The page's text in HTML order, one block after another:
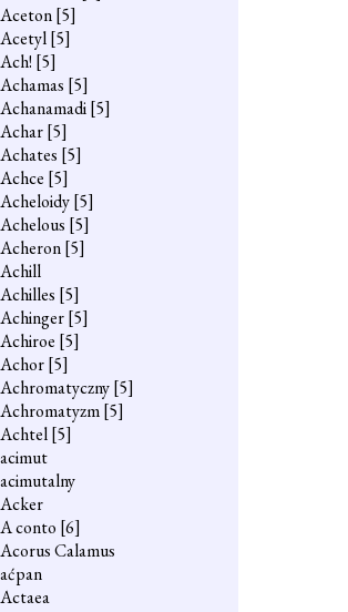
Aceton[5]
Acetyl[5]
Ach! [5]
Achamas [5]
Achanamadi[5]
Achar[5]
Achates [5]
Achce [5]
Acheloidy[5]
Achelous [5]
Acheron[5]
Achill
Achilles [5]
Achinger[5]
Achiroe [5]
Achor[5]
Achromatyczny[5]
Achromatyzm[5]
Achtel[5]
acimut
acimutalny
Acker
A conto [6]
Acorus Calamus
aćpan
Actaea